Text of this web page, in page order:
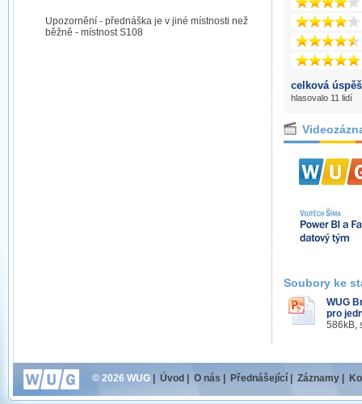
Upozornění - přednáška je v jiné místnosti než
běžně - místnost S108
celková
hlasovalo 11 lidí
Soubory ke
WUG
pro
586kB,
© 2026 WUG Úvod O nás Přednášející Záznamy